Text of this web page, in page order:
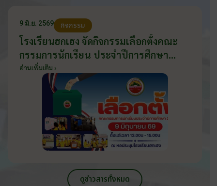
9 มิ.ย. 2569 กิจกรรม
โรงเรียนฮกเฮง จัดกิจกรรมเลือกตั้งคณะ
กรรมการนักเรียน ประจำปีการศึกษา
2569 ส่งเสริมประชาธิปไตยในโรงเรียน
วันที่ 9 มิถุนายน 2569
อ่านเพิ่มเติม ›
ดูข่าวสารทั้งหมด